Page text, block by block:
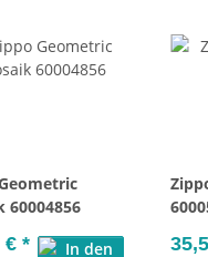
60004856
€ *